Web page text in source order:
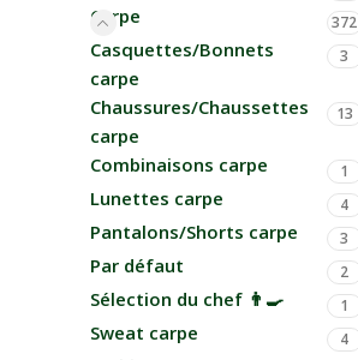
Carpe 372
Casquettes/Bonnets
carpe
3
Chaussures/Chaussettes
carpe
13
Combinaisons carpe 1
Lunettes carpe 4
Pantalons/Shorts carpe 3
Par défaut 2
Sélection du chef 👨‍🍳 1
Sweat carpe 4